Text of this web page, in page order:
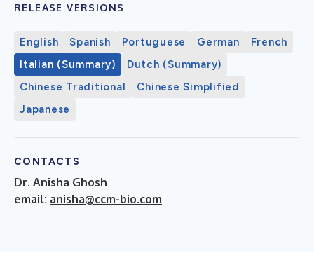
RELEASE VERSIONS
English Spanish Portuguese German
French
Italian (Summary)
Dutch (Summary)
Chinese Traditional
Chinese Simplified
Japanese
CONTACTS
Dr. Anisha Ghosh
email: anisha@ccm-bio.com